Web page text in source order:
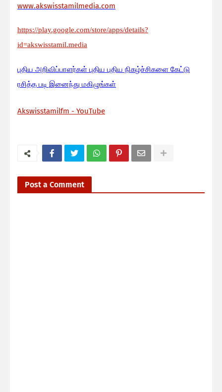
www.akswisstamilmedia.com
https://play.google.com/store/apps/details?
id=akswisstamil.media
புதிய அறிவிப்பாளர்கள் புதிய புதிய நிகழ்ச்சிகளை கேட்டு
ரசித்த படி இனைந்து மகிழுங்கள்
Akswisstamilfm - YouTube
Post a Comment